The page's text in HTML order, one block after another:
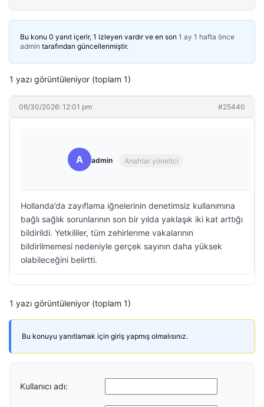
Bu konu 0 yanıt içerir, 1 izleyen vardır ve en son 1 ay 1 hafta önce
admin tarafından güncellenmiştir.
1 yazı görüntüleniyor (toplam 1)
06/30/2026: 12:01 pm #25440
A admin Anahtar yönetici
Hollanda’da zayıflama iğnelerinin denetimsiz kullanımına
bağlı sağlık sorunlarının son bir yılda yaklaşık iki kat arttığı
bildirildi. Yetkililer, tüm zehirlenme vakalarının
bildirilmemesi nedeniyle gerçek sayının daha yüksek
olabileceğini belirtti.
1 yazı görüntüleniyor (toplam 1)
Bu konuyu yanıtlamak için giriş yapmış olmalısınız.
Kullanıcı adı: